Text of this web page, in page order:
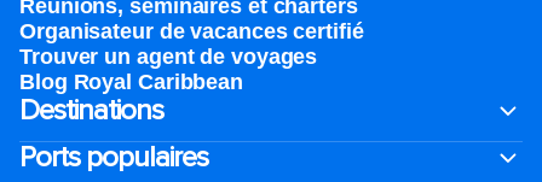
Réunions, séminaires et charters
Organisateur de vacances certifié
Trouver un agent de voyages
Blog Royal Caribbean
Destinations
Ports populaires